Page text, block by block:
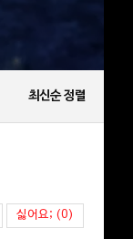
최신순 정렬
싫어요; (0)